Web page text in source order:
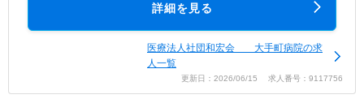
詳細を見る
医療法人社団和宏会 大手町病院の求
人一覧
更新日：2026/06/15 求人番号：9117756